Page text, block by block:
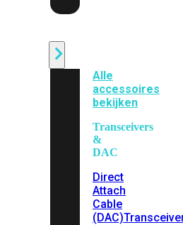
Alle
accessoires
bekijken
Transceivers
&
DAC
Direct
Attach
Cable
(DAC)